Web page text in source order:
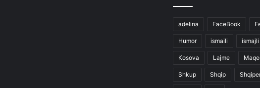
adelina FaceBook
Humor ismaili ismajli
Kosova Lajme
Shkup Shqip